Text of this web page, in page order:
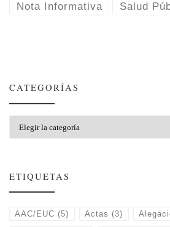
Nota Informativa Salud
CATEGORÍAS
ETIQUETAS
AAC/EUC (5) Actas (3)